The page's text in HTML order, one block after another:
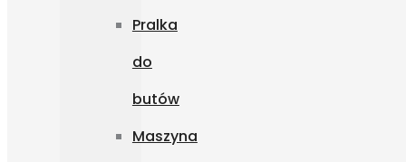
Pralka
do
butów
Maszyna